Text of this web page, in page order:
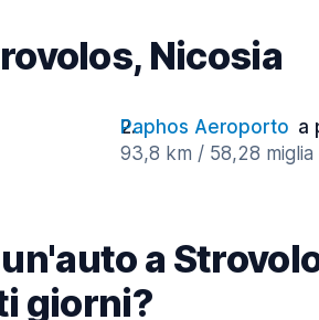
Nicosia
Paphos Aeroporto a
93,8 km / 58,28 miglia
a
giorni?